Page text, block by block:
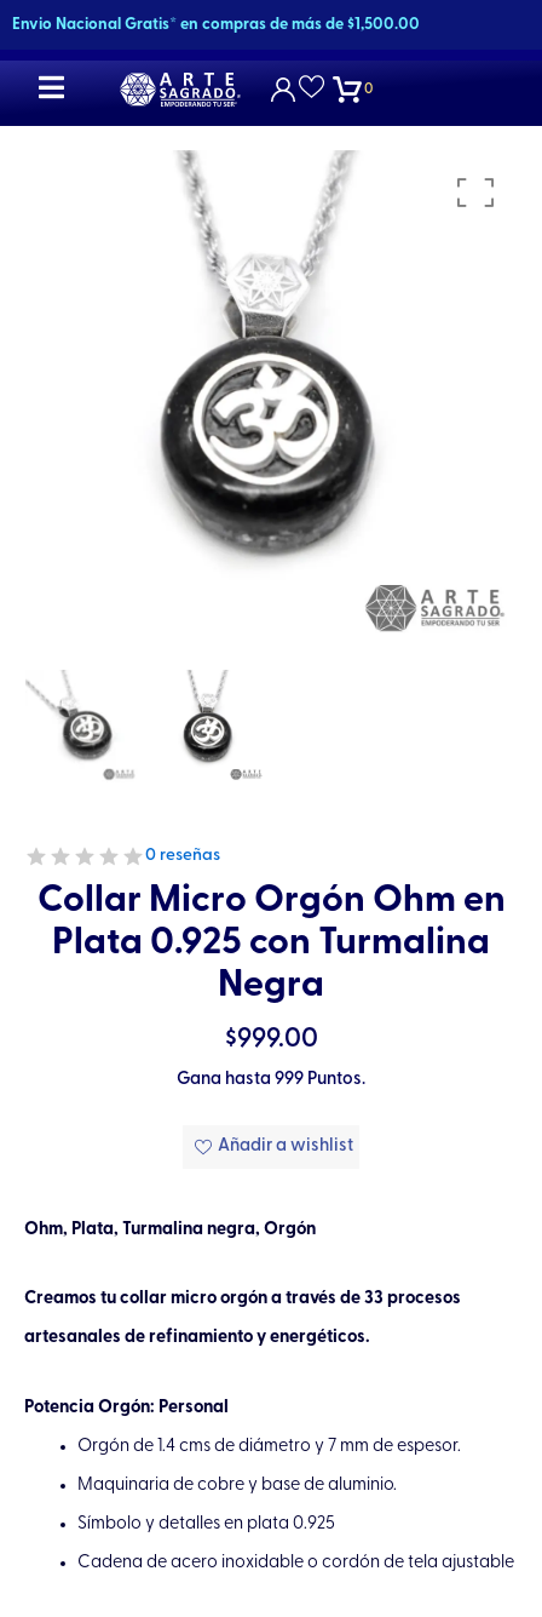
contenido
Envio Nacional Gratis* en compras de más de $1,500.00
0
0 reseñas
Collar Micro Orgón Ohm en
Plata 0.925 con Turmalina
Negra
$999.00
Gana hasta 999 Puntos.
Añadir a wishlist
Ohm, Plata, Turmalina negra, Orgón
Creamos tu collar micro orgón a través de 33 procesos
artesanales de refinamiento y energéticos.
Potencia Orgón: Personal
Orgón de 1.4 cms de diámetro y 7 mm de espesor.
Maquinaria de cobre y base de aluminio.
Símbolo y detalles en plata 0.925
Cadena de acero inoxidable o cordón de tela ajustable